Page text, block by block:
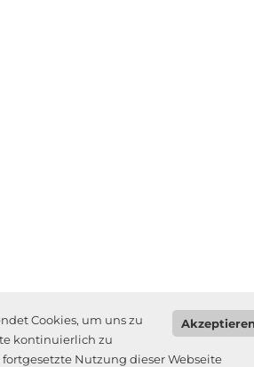
Cookies, um uns zu
kontinuierlich zu
Nutzung dieser Webseite